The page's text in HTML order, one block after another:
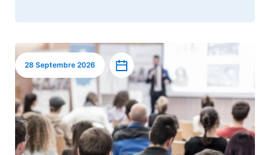
Image
28 Septembre 2026 Ajouter à l’agenda